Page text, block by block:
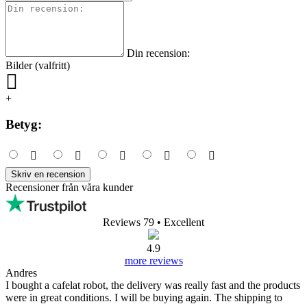
Din recension:
Bilder (valfritt)
+
Betyg:
Skriv en recension
Recensioner från våra kunder
Reviews 79 • Excellent
4.9
more reviews
Andres
I bought a cafelat robot, the delivery was really fast and the products
were in great conditions. I will be buying again. The shipping to